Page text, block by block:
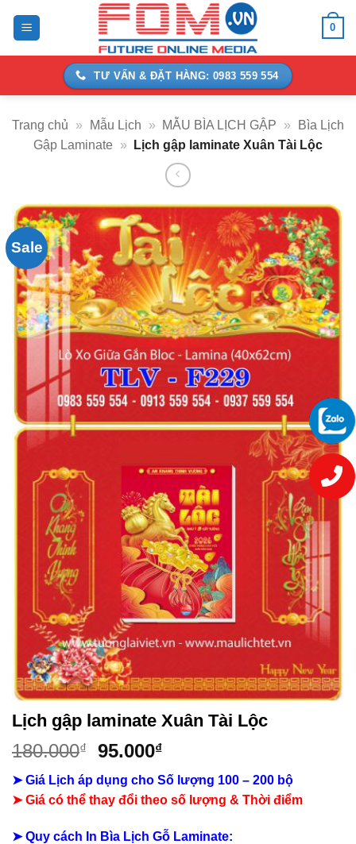
0
TƯ VẤN & ĐẶT HÀNG: 0983 559 554
Trang chủ » Mẫu Lịch » MẪU BÌA LỊCH GẬP »
Bìa Lịch
Gập Laminate
» Lịch gập laminate Xuân Tài Lộc
Sale
Lịch gập laminate Xuân Tài Lộc
180.000₫
Giá
là:
180.000₫.
95.000₫Giá
hiện
tại
là:
95.000₫.
➤ Giá Lịch áp dụng cho Số lượng 100 – 200 bộ
➤ Giá có thể thay đổi theo số lượng & Thời điểm
➤ Quy cách In Bìa Lịch Gỗ Laminate: